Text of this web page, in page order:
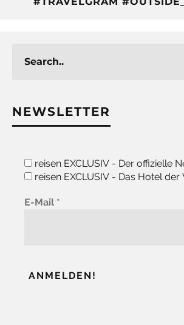
NEWSLETTER
reisen EXCLUSIV - Der offizielle
reisen EXCLUSIV - Das Hotel der
E-Mail *